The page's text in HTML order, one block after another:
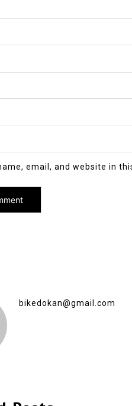
email, and website in
bikedokan@gmail.com